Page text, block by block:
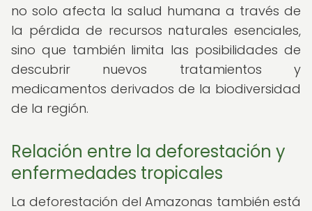
no solo afecta la salud humana a través de
la pérdida de recursos naturales esenciales,
sino que también limita las posibilidades de
descubrir nuevos tratamientos y
medicamentos derivados de la biodiversidad
de la región.
Relación entre la deforestación y
enfermedades tropicales
La deforestación del Amazonas también está